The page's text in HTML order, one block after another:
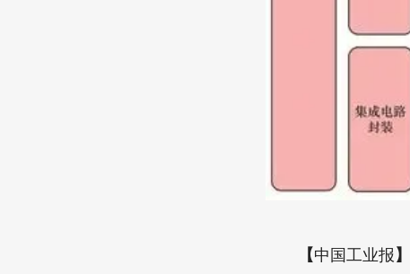
【中国工业报 】